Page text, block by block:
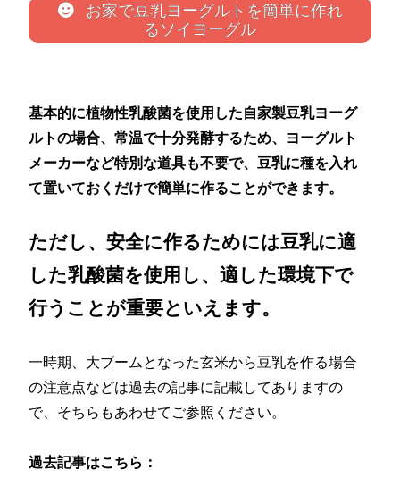
お家で豆乳ヨーグルトを簡単に作れ
るソイヨーグル
基本的に植物性乳酸菌を使用した自家製豆乳ヨーグ
ルトの場合、常温で十分発酵するため、ヨーグルト
メーカーなど特別な道具も不要で、豆乳に種を入れ
て置いておくだけで簡単に作ることができます。
ただし、安全に作るためには豆乳に適
した乳酸菌を使用し、適した環境下で
行うことが重要といえます。
一時期、大ブームとなった玄米から豆乳を作る場合
の注意点などは過去の記事に記載してありますの
で、そちらもあわせてご参照ください。
過去記事はこちら：